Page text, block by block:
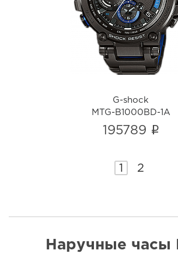
G-shock
MTG-B1000BD-1A
i
G-shock
MTG-B1000BD-1A
195789 i
1 2
Наручные часы